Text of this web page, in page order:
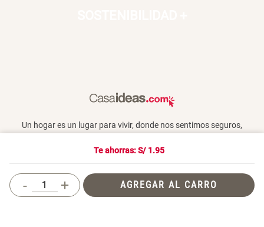
Te ahorras: S/ 1.95
+
- AGREGAR AL CARRO
Un hogar es un lugar para vivir, donde nos sentimos seguros,
encontrarás artículos de diseño, para vivir día a día en un espacio